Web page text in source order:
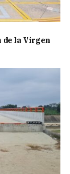
de la Virgen